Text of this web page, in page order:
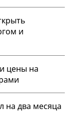
и
цены на
на два месяца